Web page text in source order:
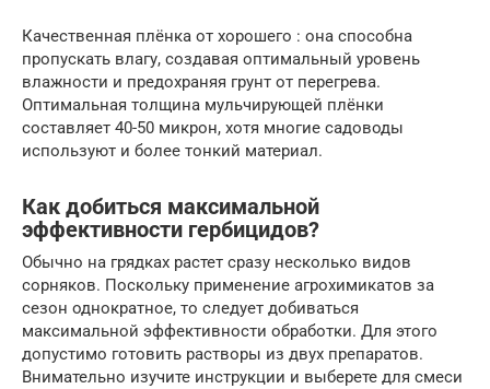
Качественная плёнка от хорошего : она способна
пропускать влагу, создавая оптимальный уровень
влажности и предохраняя грунт от перегрева.
Оптимальная толщина мульчирующей плёнки
составляет 40-50 микрон, хотя многие садоводы
используют и более тонкий материал.
Как добиться максимальной
эффективности гербицидов?
Обычно на грядках растет сразу несколько видов
сорняков. Поскольку применение агрохимикатов за
сезон однократное, то следует добиваться
максимальной эффективности обработки. Для этого
допустимо готовить растворы из двух препаратов.
Внимательно изучите инструкции и выберете для смеси